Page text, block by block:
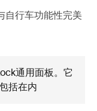
自行车功能性完美
通用面板。它
括在内